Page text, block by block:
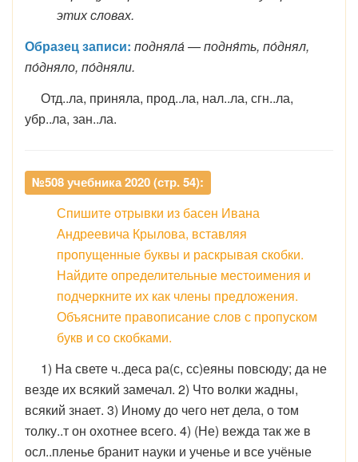
этих словах.
Образец записи: подняла́ — подня́ть, по́днял,
по́дняло, по́дняли.
Отд..ла, приняла, прод..ла, нал..ла, сгн..ла,
убр..ла, зан..ла.
№508 учебника 2020 (стр. 54):
Спишите отрывки из басен Ивана
Андреевича Крылова, вставляя
пропущенные буквы и раскрывая скобки.
Найдите определительные местоимения и
подчеркните их как члены предложения.
Объясните правописание слов с пропуском
букв и со скобками.
1) На свете ч..деса ра(с, сс)еяны повсюду; да не
везде их всякий замечал. 2) Что волки жадны,
всякий знает. 3) Иному до чего нет дела, о том
толку..т он охотнее всего. 4) (Не) вежда так же в
осл..пленье бранит науки и ученье и все учёные